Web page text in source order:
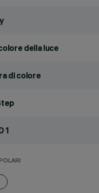
della luce
di colore
1